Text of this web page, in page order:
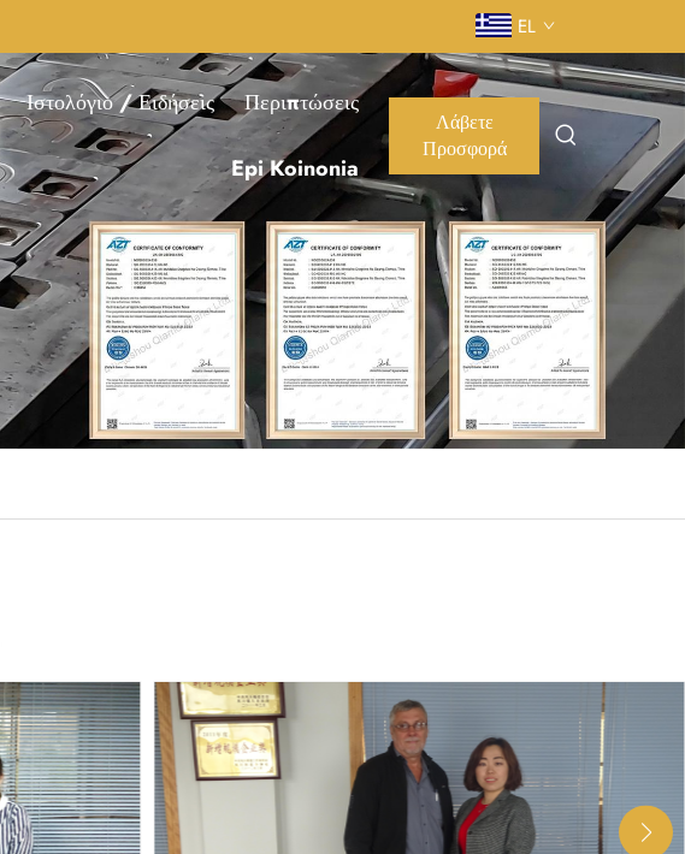
EL
Ιστολόγιο / Ειδήσεις Περιπτώσεις
Epi Koinonia
Λάβετε
Προσφορά